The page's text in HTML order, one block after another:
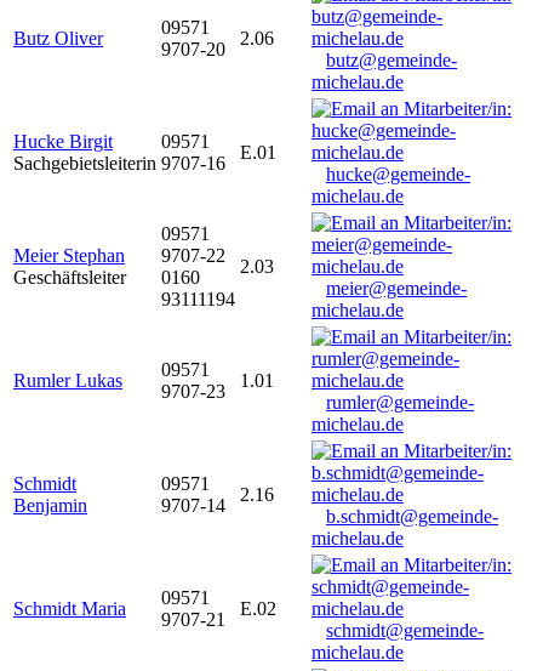
Butz Oliver
09571
9707-20
2.06
butz@gemeinde-
michelau.de
Hucke Birgit
Sachgebietsleiterin
09571
9707-16
E.01
hucke@gemeinde-
michelau.de
Meier Stephan
Geschäftsleiter
09571
9707-22
0160
93111194
2.03
meier@gemeinde-
michelau.de
Rumler Lukas
09571
9707-23
1.01
rumler@gemeinde-
michelau.de
Schmidt
Benjamin
09571
9707-14
2.16
b.schmidt@gemeinde-
michelau.de
Schmidt Maria
09571
9707-21
E.02
schmidt@gemeinde-
michelau.de